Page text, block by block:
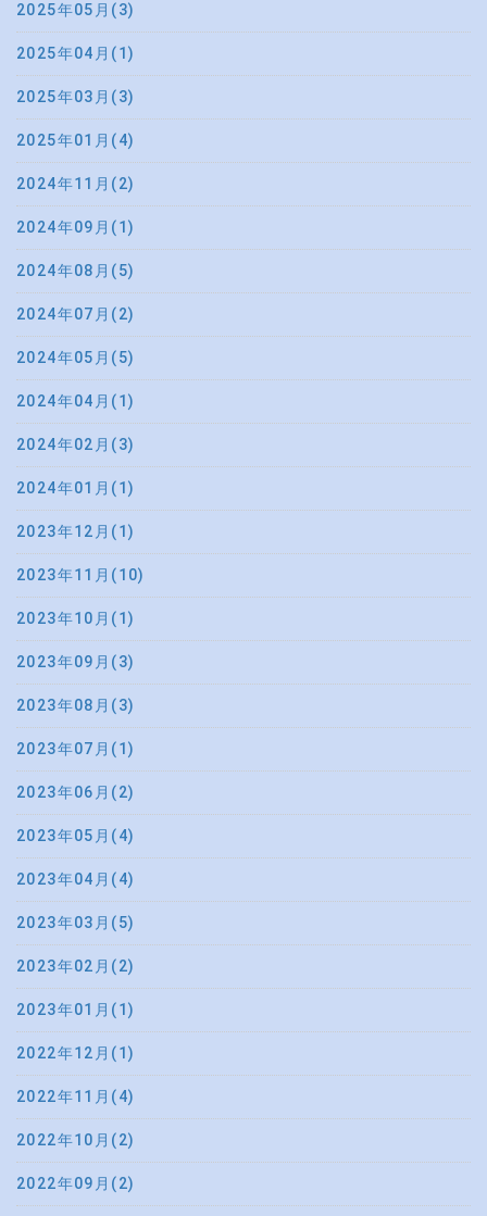
2025年05月(3)
2025年04月(1)
2025年03月(3)
2025年01月(4)
2024年11月(2)
2024年09月(1)
2024年08月(5)
2024年07月(2)
2024年05月(5)
2024年04月(1)
2024年02月(3)
2024年01月(1)
2023年12月(1)
2023年11月(10)
2023年10月(1)
2023年09月(3)
2023年08月(3)
2023年07月(1)
2023年06月(2)
2023年05月(4)
2023年04月(4)
2023年03月(5)
2023年02月(2)
2023年01月(1)
2022年12月(1)
2022年11月(4)
2022年10月(2)
2022年09月(2)